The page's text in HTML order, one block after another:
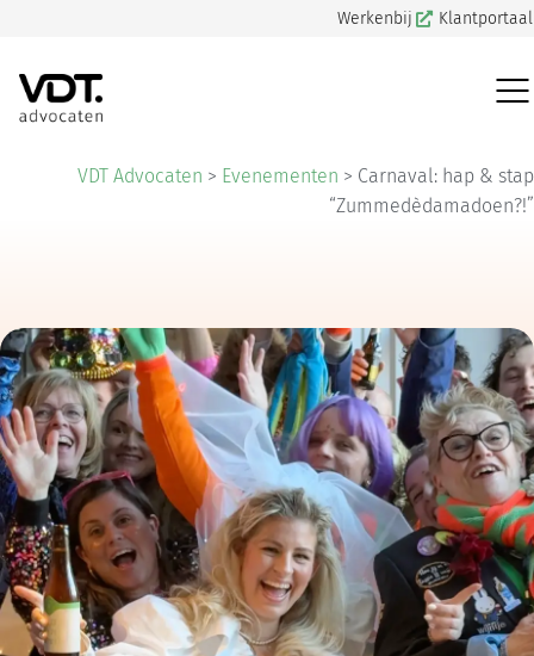
Werkenbij Klantportaal
VDT Advocaten > Evenementen > Carnaval: hap & stap
“Zummedèdamadoen?!”